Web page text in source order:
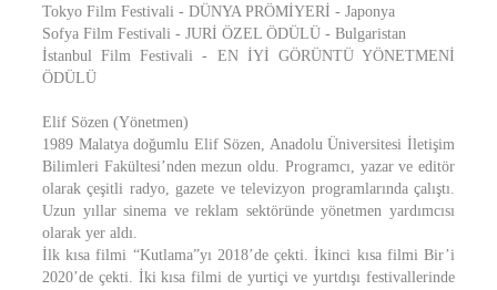
Tokyo Film Festivali - DÜNYA PRÖMİYERİ - Japonya
Sofya Film Festivali - JURİ ÖZEL ÖDÜLÜ - Bulgaristan
İstanbul Film Festivali - EN İYİ GÖRÜNTÜ YÖNETMENİ
ÖDÜLÜ
Elif Sözen (Yönetmen)
1989 Malatya doğumlu Elif Sözen, Anadolu Üniversitesi İletişim
Bilimleri Fakültesi’nden mezun oldu. Programcı, yazar ve editör
olarak çeşitli radyo, gazete ve televizyon programlarında çalıştı.
Uzun yıllar sinema ve reklam sektöründe yönetmen yardımcısı
olarak yer aldı.
İlk kısa filmi “Kutlama”yı 2018’de çekti. İkinci kısa filmi Bir’i
2020’de çekti. İki kısa filmi de yurtiçi ve yurtdışı festivallerinde